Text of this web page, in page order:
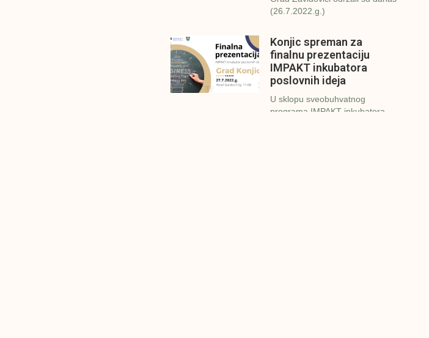
(26.7.2022.g.)
Konjic spreman za
finalnu prezentaciju
IMPAKT inkubatora
poslovnih ideja
U sklopu sveobuhvatnog
programa IMPAKT inkubatora